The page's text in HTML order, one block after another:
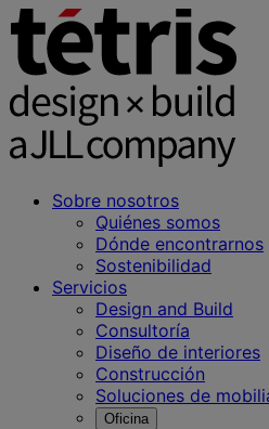
Sobre nosotros
Quiénes somos
Dónde encontrarnos
Sostenibilidad
Servicios
Design and Build
Consultoría
Diseño de interiores
Construcción
Soluciones de
Oficina